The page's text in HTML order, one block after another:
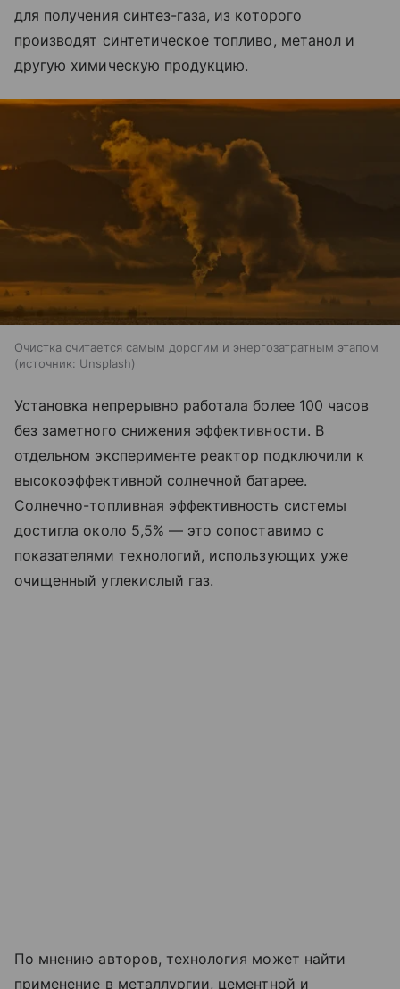
для получения синтез-газа, из которого
производят синтетическое топливо, метанол и
другую химическую продукцию.
Очистка считается самым дорогим и энергозатратным этапом
источник: Unsplash
Установка непрерывно работала более 100 часов
без заметного снижения эффективности. В
отдельном эксперименте реактор подключили к
высокоэффективной солнечной батарее.
Солнечно-топливная эффективность системы
достигла около 5,5% — это сопоставимо с
показателями технологий, использующих уже
очищенный углекислый газ.
По мнению авторов, технология может найти
применение в металлургии, цементной и